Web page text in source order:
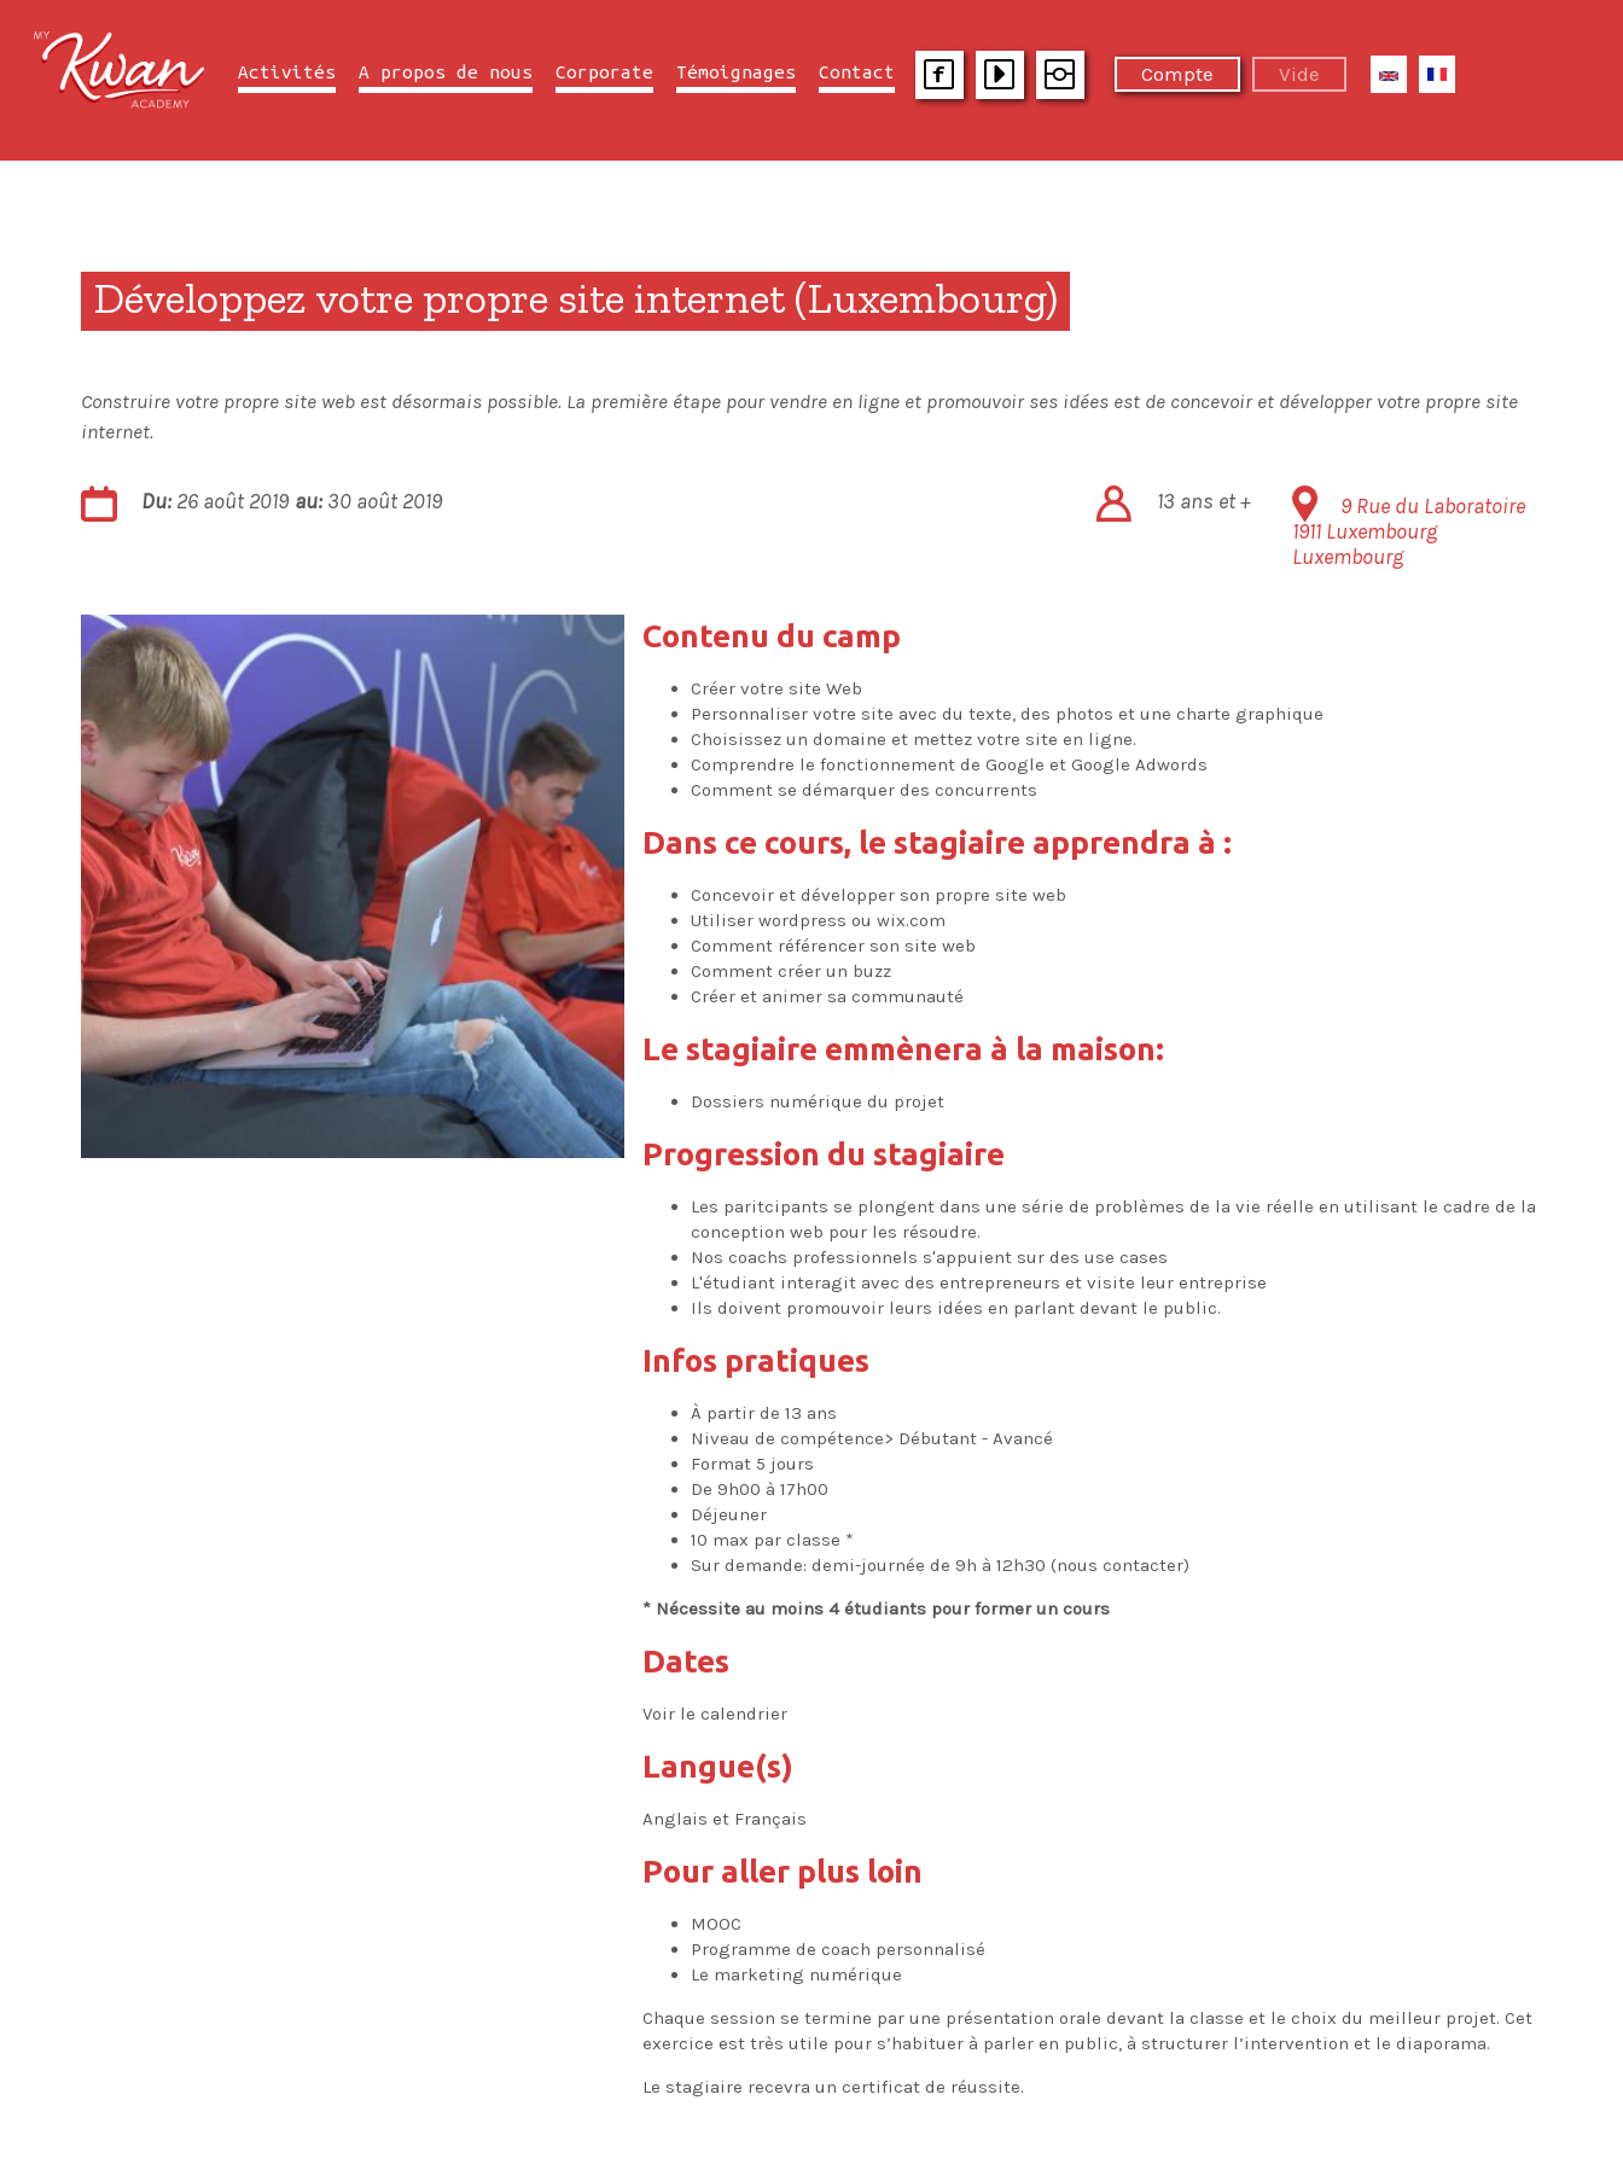
Activités A propos de nous Corporate Témoignages Contact Compte Vide
Développez votre propre site internet (Luxembourg)
Construire votre propre site web est désormais possible. La première étape pour vendre en ligne et promouvoir ses idées est de concevoir et développer votre propre site
internet.
Du:26 août 2019 au:30 août 2019 13 ans et +
9 Rue du Laboratoire
1911 Luxembourg
Luxembourg
Contenu du camp
Créer votre site Web
Personnaliser votre site avec du texte, des photos et une charte graphique
Choisissez un domaine et mettez votre site en ligne.
Comprendre le fonctionnement de Google et Google Adwords
Comment se démarquer des concurrents
Dans ce cours, le stagiaire apprendra à :
Concevoir et développer son propre site web
Utiliser wordpress ou wix.com
Comment référencer son site web
Comment créer un buzz
Créer et animer sa communauté
Le stagiaire emmènera à la maison:
Dossiers numérique du projet
Progression du stagiaire
Les paritcipants se plongent dans une série de problèmes de la vie réelle en utilisant le cadre de la
conception web pour les résoudre.
Nos coachs professionnels s'appuient sur des use cases
L'étudiant interagit avec des entrepreneurs et visite leur entreprise
Ils doivent promouvoir leurs idées en parlant devant le public.
Infos pratiques
À partir de 13 ans
Niveau de compétence> Débutant - Avancé
Format 5 jours
De 9h00 à 17h00
Déjeuner
10 max par classe *
Sur demande: demi-journée de 9h à 12h30 (nous contacter)
* Nécessite au moins 4 étudiants pour former un cours
Dates
Voir le calendrier
Langue(s)
Anglais et Français
Pour aller plus loin
MOOC
Programme de coach personnalisé
Le marketing numérique
Chaque session se termine par une présentation orale devant la classe et le choix du meilleur projet. Cet
exercice est très utile pour s’habituer à parler en public, à structurer l’intervention et le diaporama.
Le stagiaire recevra un certificat de réussite.